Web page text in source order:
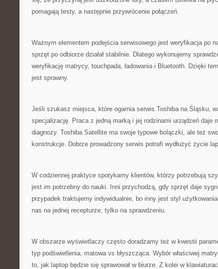
pomagają testy, a następnie przywrócenie połączeń.
Ważnym elementem podejścia serwisowego jest weryfikacja po
sprzęt po odbiorze działał stabilnie. Dlatego wykonujemy
weryfikację matrycy, touchpada, ładowania i Bluetooth. Dzięki
jest sprawny.
Jeśli szukasz miejsca, które ogarnia serwis Toshiba na Śląsku,
specjalizację. Praca z jedną marką i jej rodzinami urządzeń daje
diagnozy. Toshiba Satellite ma swoje typowe bolączki, ale też
konstrukcje. Dobrze prowadzony serwis potrafi wydłużyć życie
W codziennej praktyce spotykamy klientów, którzy potrzebują
jest im potrzebny do nauki. Inni przychodzą, gdy sprzęt daje
przypadek traktujemy indywidualnie, bo inny jest styl
nas na jednej recepturze, tylko na sprawdzeniu.
W obszarze wyświetlaczy często doradzamy też w kwestii
typ podświetlenia, matowa vs błyszcząca. Wybór właściwej
to, jak laptop będzie się sprawował w biurze. Z kolei w